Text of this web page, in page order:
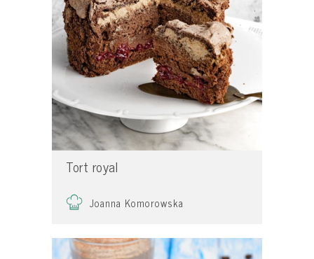
Tort royal
Joanna Komorowska